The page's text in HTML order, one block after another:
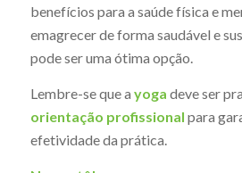
benefícios para a saúde física e
emagrecer de forma saudável e
pode ser uma ótima opção.
Lembre-se que a yoga deve ser
orientação profissional para
efetividade da prática.